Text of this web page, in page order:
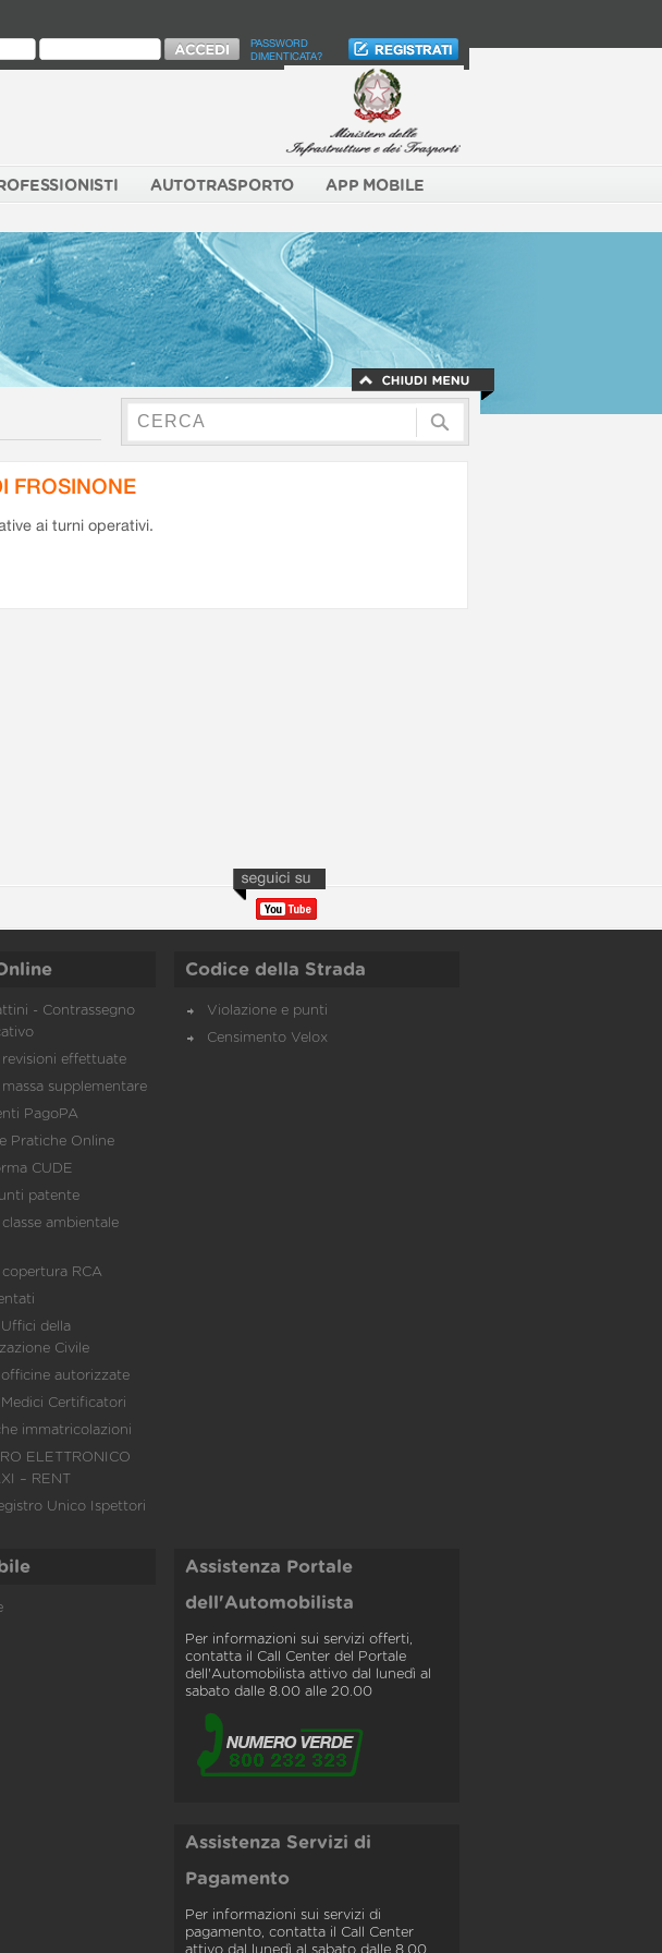
PASSWORD
DIMENTICATA?
AUTOTRASPORTO APP MOBILE
FROSINONE
ai turni operativi.
- Contrassegno
revisioni effettuate
supplementare
PagoPA
Pratiche Online
CUDE
patente
ambientale
RCA
Uffici della
Civile
officine autorizzate
Medici Certificatori
immatricolazioni
ELETTRONICO
– RENT
Unico Ispettori
Codice della Strada
Violazione e punti
Censimento Velox
Assistenza Portale
dell'Automobilista
Per informazioni sui servizi offerti,
contatta il Call Center del Portale
dell'Automobilista attivo dal lunedì al
sabato dalle 8.00 alle 20.00
Assistenza Servizi di
Pagamento
Per informazioni sui servizi di
pagamento, contatta il Call Center